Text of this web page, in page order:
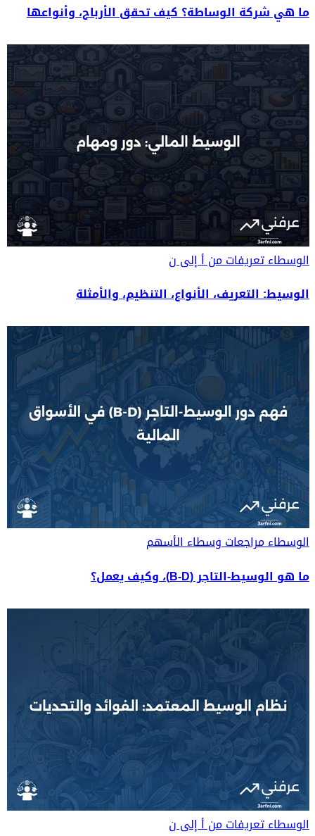
ما هي شركة الوساطة؟ كيف تحقق الأرباح، وأنواعها
الوسطاءتعريفات من أ إلى ن
الوسيط: التعريف، الأنواع، التنظيم، والأمثلة
الوسطاءمراجعات وسطاء الأسهم
ما هو الوسيط-التاجر (B-D)، وكيف يعمل؟
الوسطاءتعريفات من أ إلى ن